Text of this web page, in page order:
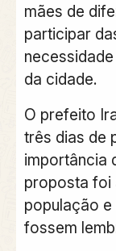
mães de
participar
da cidade.
O prefeito
três dias de
importância
proposta foi
população
fossem